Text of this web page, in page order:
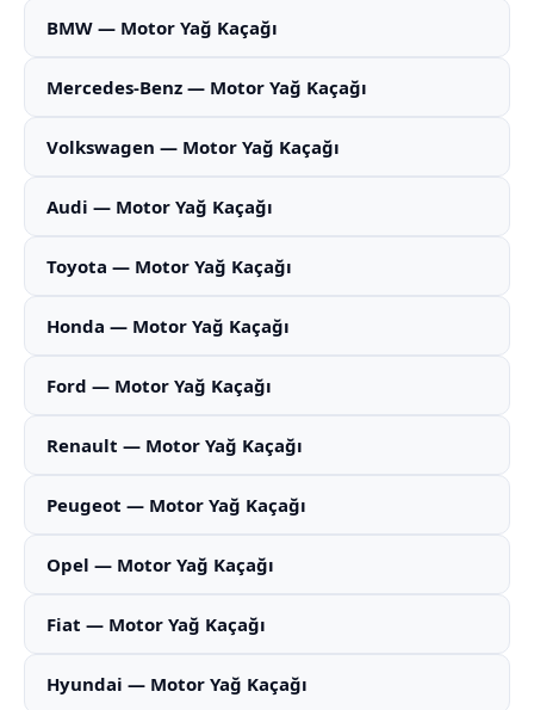
BMW — Motor Yağ Kaçağı
Mercedes-Benz — Motor Yağ Kaçağı
Volkswagen — Motor Yağ Kaçağı
Audi — Motor Yağ Kaçağı
Toyota — Motor Yağ Kaçağı
Honda — Motor Yağ Kaçağı
Ford — Motor Yağ Kaçağı
Renault — Motor Yağ Kaçağı
Peugeot — Motor Yağ Kaçağı
Opel — Motor Yağ Kaçağı
Fiat — Motor Yağ Kaçağı
Hyundai — Motor Yağ Kaçağı